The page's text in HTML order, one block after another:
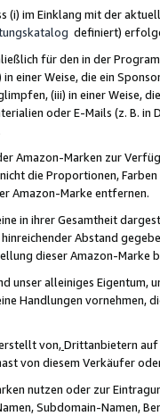
(i) im Einklang mit der
definiert)
für den in der
einer Weise, die ein
(iii) in einer Weise,
oder E-Mails (z. B. in
Amazon-Marken zur
die Proportionen,
Amazon-Marke entfernen.
in ihrer Gesamtheit
Abstand
dieser Amazon-Marke
unser alleiniges
Handlungen vornehmen,
von,Drittanbietern auf
von diesem Verkäufer
nutzen oder zur
Subdomain-Namen,